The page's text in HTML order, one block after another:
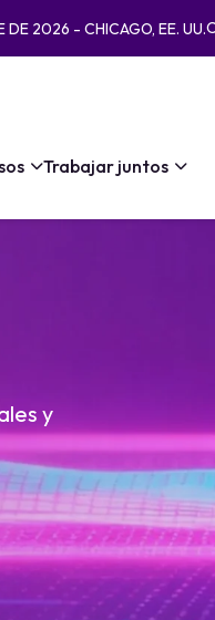
DE 2026 - CHICAGO, EE. UU.
Trabajar juntos
y